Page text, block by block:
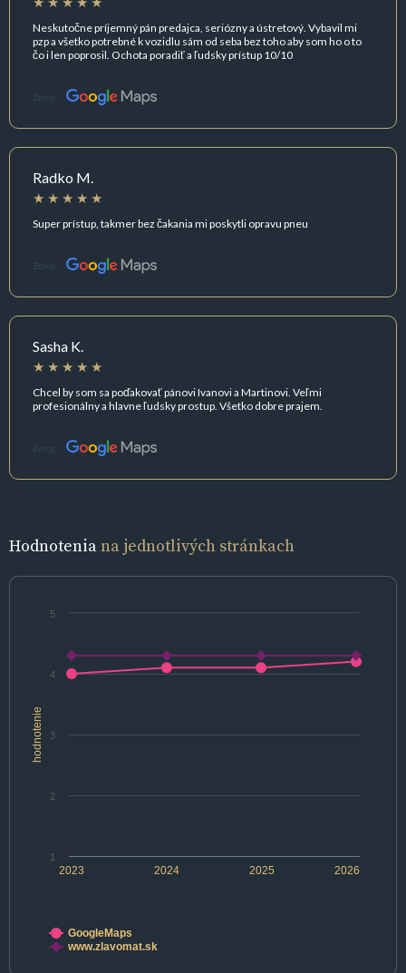
Neskutočne príjemný pán predajca, seriózny a ústretový. Vybavil mi
pzp a všetko potrebné k vozidlu sám od seba bez toho aby som ho o to
čo i len poprosil. Ochota poradiť a ľudsky prístup 10/10
Zdroj:
Radko M.
Super prístup, takmer bez čakania mi poskytli opravu pneu
Zdroj:
Sasha K.
Chcel by som sa poďakovať pánovi Ivanovi a Martinovi. Veľmi
profesionálny a hlavne ľudsky prostup. Všetko dobre prajem.
Zdroj:
Hodnoteniana jednotlivých stránkach
hodnotenie
2024 2026
2023 2025
1
2
3
4
5
GoogleMaps
www.zlavomat.sk